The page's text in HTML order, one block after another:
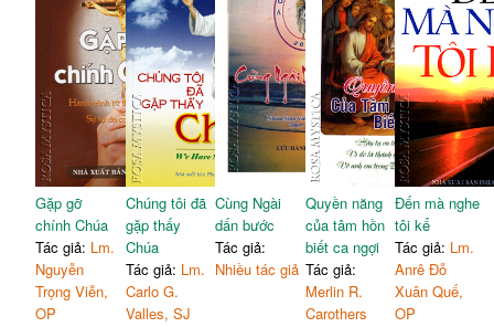
Gặp gỡ
chính Chúa
Tác giả: Lm.
Nguyễn
Trọng Viễn,
OP
Chúng tôi đã
gặp thấy
Chúa
Tác giả: Lm.
Carlo G.
Valles, SJ
Cùng Ngài
dấn bước
Tác giả:
Nhiều tác giả
Quyền năng
của tâm hồn
biết ca ngợi
Tác giả:
Merlin R.
Carothers
Đến mà nghe
tôi kể
Tác giả: Lm.
Anrê Đỗ
Xuân Quế,
OP